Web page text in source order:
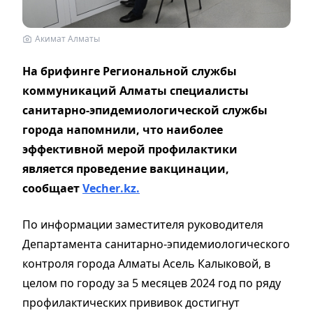
Акимат Алматы
На брифинге Региональной службы
коммуникаций Алматы специалисты
санитарно-эпидемиологической службы
города напомнили, что наиболее
эффективной мерой профилактики
является проведение вакцинации,
сообщаетVecher.kz.
По информации заместителя руководителя
Департамента санитарно-эпидемиологического
контроля города Алматы Асель Калыковой, в
целом по городу за 5 месяцев 2024 год по ряду
профилактических прививок достигнут